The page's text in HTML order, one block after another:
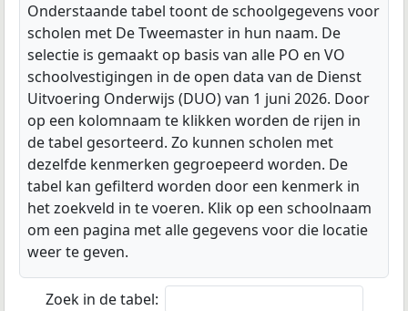
Onderstaande tabel toont de schoolgegevens voor
scholen met De Tweemaster in hun naam. De
selectie is gemaakt op basis van alle PO en VO
schoolvestigingen in de open data van de Dienst
Uitvoering Onderwijs (DUO) van 1 juni 2026. Door
op een kolomnaam te klikken worden de rijen in
de tabel gesorteerd. Zo kunnen scholen met
dezelfde kenmerken gegroepeerd worden. De
tabel kan gefilterd worden door een kenmerk in
het zoekveld in te voeren. Klik op een schoolnaam
om een pagina met alle gegevens voor die locatie
weer te geven.
Zoek in de tabel: